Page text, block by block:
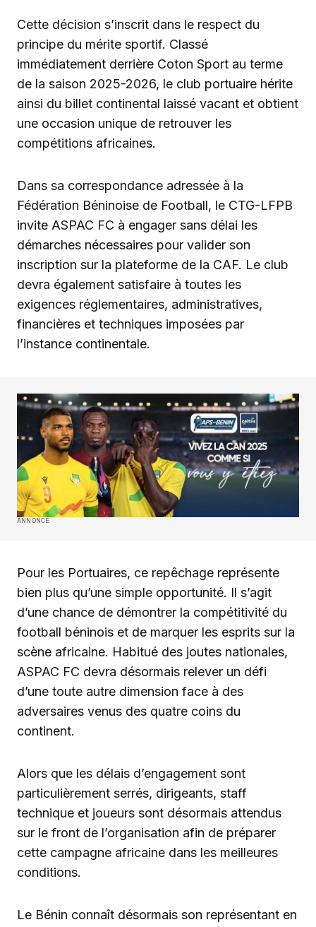
Cette décision s’inscrit dans le respect du
principe du mérite sportif. Classé
immédiatement derrière Coton Sport au terme
de la saison 2025-2026, le club portuaire hérite
ainsi du billet continental laissé vacant et obtient
une occasion unique de retrouver les
compétitions africaines.
Dans sa correspondance adressée à la
Fédération Béninoise de Football, le CTG-LFPB
invite ASPAC FC à engager sans délai les
démarches nécessaires pour valider son
inscription sur la plateforme de la CAF. Le club
devra également satisfaire à toutes les
exigences réglementaires, administratives,
financières et techniques imposées par
l’instance continentale.
ANNONCE
Pour les Portuaires, ce repêchage représente
bien plus qu’une simple opportunité. Il s’agit
d’une chance de démontrer la compétitivité du
football béninois et de marquer les esprits sur la
scène africaine. Habitué des joutes nationales,
ASPAC FC devra désormais relever un défi
d’une toute autre dimension face à des
adversaires venus des quatre coins du
continent.
Alors que les délais d’engagement sont
particulièrement serrés, dirigeants, staff
technique et joueurs sont désormais attendus
sur le front de l’organisation afin de préparer
cette campagne africaine dans les meilleures
conditions.
Le Bénin connaît désormais son représentant en